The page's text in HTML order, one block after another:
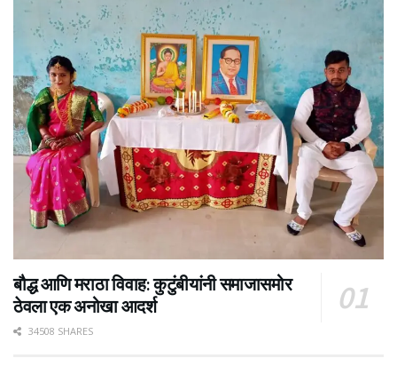
बौद्ध आणि मराठा विवाह: कुटुंबीयांनी समाजासमोर
ठेवला एक अनोखा आदर्श
34508 SHARES